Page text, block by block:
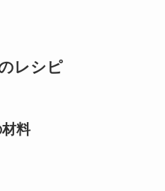
レシピ
料